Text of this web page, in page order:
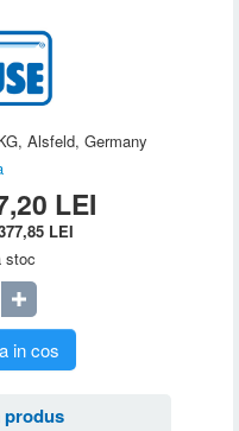
Alsfeld, Germany
LEI
LEI
stoc
in cos
produs